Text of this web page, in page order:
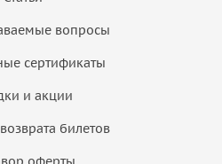
вопросы
сертификаты
и акции
билетов